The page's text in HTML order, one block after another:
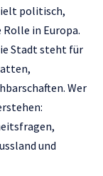
politisch,
in Europa.
Stadt steht für
Wer
und